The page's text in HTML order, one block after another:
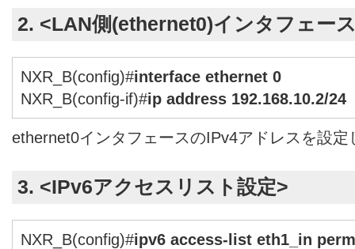
2. <LAN側(ethernet0)インタフェー
NXR_B(config)#interface ethernet 0
NXR_B(config-if)#ip address 192.168.10.2/24
ethernet0インタフェースのIPv4アドレスを設定
3. <IPv6アクセスリスト設定>
NXR_B(config)#ipv6 access-list eth1_in